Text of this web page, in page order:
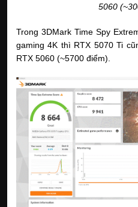
5060
Trong 3DMark Time Spy
gaming 4K thì RTX 5070 Ti
RTX 5060 (~5700 điểm).